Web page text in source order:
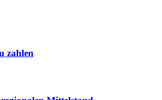
zahlen